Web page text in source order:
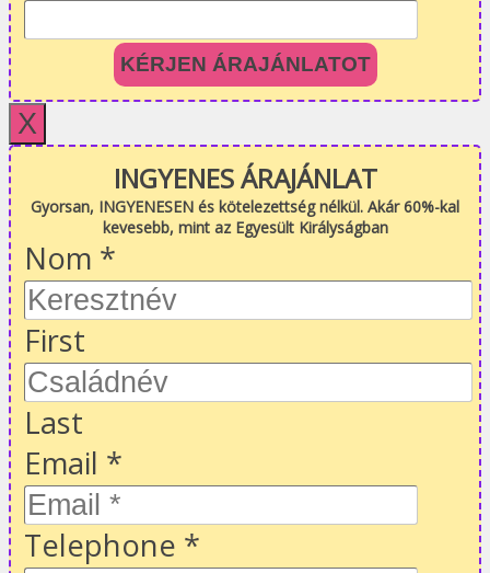
KÉRJEN ÁRAJÁNLATOT
X
INGYENES ÁRAJÁNLAT
Gyorsan, INGYENESEN és kötelezettség nélkül. Akár 60%-kal
kevesebb, mint az Egyesült Királyságban
Nom *
First
Last
Email *
Telephone *